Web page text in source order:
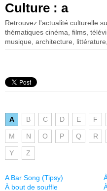
Culture : a
Retrouvez l'actualité culturelle
thématiques cinéma, films,
musique, architecture,
A B C D E F
M N O P Q R
Y Z
A Bar Song (Tipsy)
À bout de souffle